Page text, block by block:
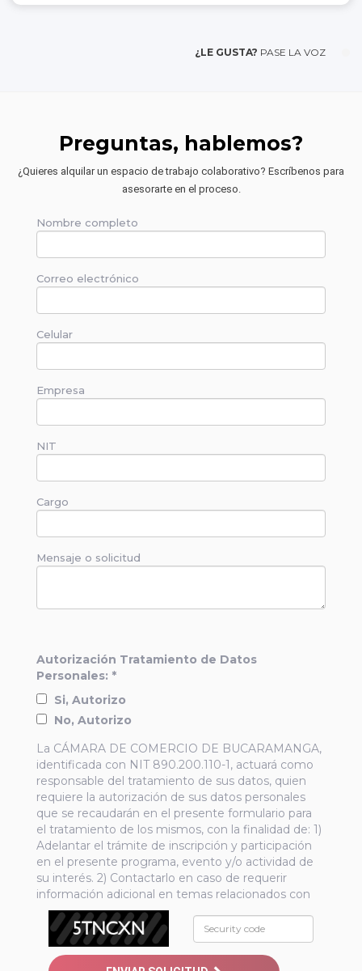
¿LE GUSTA? PASE LA VOZ
Preguntas, hablemos?
¿Quieres alquilar un espacio de trabajo colaborativo? Escríbenos para
asesorarte en el proceso.
Nombre completo
Correo electrónico
Celular
Empresa
NIT
Cargo
Mensaje o solicitud
Autorización Tratamiento de Datos
Personales: *
Si, Autorizo
No, Autorizo
La CÁMARA DE COMERCIO DE BUCARAMANGA,
identificada con NIT 890.200.110-1, actuará como
responsable del tratamiento de sus datos, quien
requiere la autorización de sus datos personales
que se recaudarán en el presente formulario para
el tratamiento de los mismos, con la finalidad de: 1)
Adelantar el trámite de inscripción y participación
en el presente programa, evento y/o actividad de
su interés. 2) Contactarlo en caso de requerir
información adicional en temas relacionados con
el presente programa, evento y/o actividad de su
interés. 3). Realizar control de asistencia al
presente programa, evento y/o actividad de su
interés. 4). Realizar el envío de información o